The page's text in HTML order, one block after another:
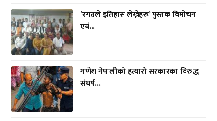
‘रगतले इतिहास लेख्नेहरू’ पुस्तक विमोचन
एवं...
गणेश नेपालीको हत्यारो सरकारका विरुद्ध
संघर्ष...